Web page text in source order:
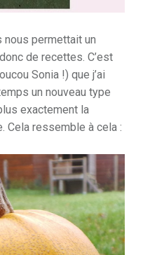
permettait un
de recettes. C’est
Sonia !) que j’ai
un nouveau type
exactement la
Cela ressemble à cela :